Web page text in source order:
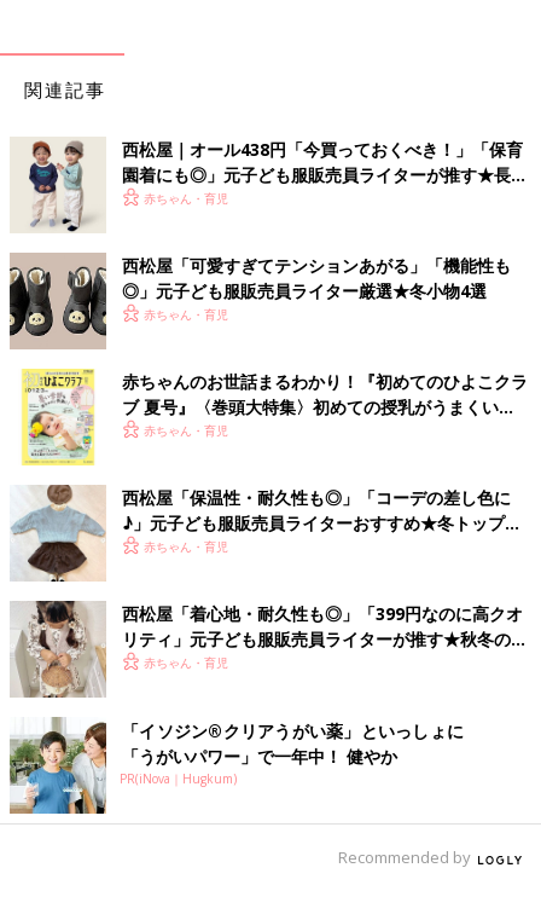
関連記事
西松屋｜オール438円「今買っておくべき！」「保育
園着にも◎」元子ども服販売員ライターが推す★長袖
Tシャツ5選
赤ちゃん・育児
西松屋「可愛すぎてテンションあがる」「機能性も
◎」元子ども服販売員ライター厳選★冬小物4選
赤ちゃん・育児
赤ちゃんのお世話まるわかり！『初めてのひよこクラ
ブ 夏号』〈巻頭大特集〉初めての授乳がうまくい
く！ おっぱい・ミルクの基本と夏のトラブル 解決テ
赤ちゃん・育児
西松屋「保温性・耐久性も◎」「コーデの差し色に
♪」元子ども服販売員ライターおすすめ★冬トップス5
選 赤ちゃん・育児
西松屋「着心地・耐久性も◎」「399円なのに高クオ
リティ」元子ども服販売員ライターが推す★秋冬のお
出かけアイテム5選
赤ちゃん・育児
「イソジン®クリアうがい薬」といっしょに
「うがいパワー」で一年中！ 健やか
PR(iNova｜Hugkum)
Recommended by